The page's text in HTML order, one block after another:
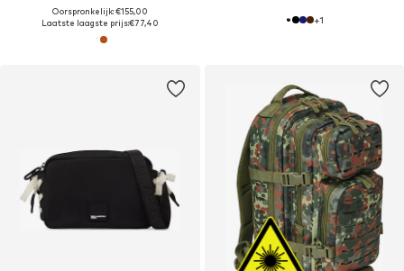
Oorspronkelijk: €155,00
Laatste laagste prijs:€77,40 +1